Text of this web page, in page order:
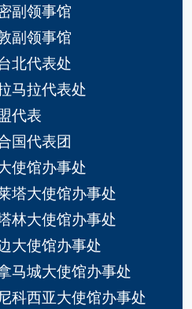
副领事馆
副领事馆
北代表处
马拉代表处
代表
国代表团
使馆办事处
塔大使馆办事处
林大使馆办事处
大使馆办事处
马城大使馆办事处
科西亚大使馆办事处